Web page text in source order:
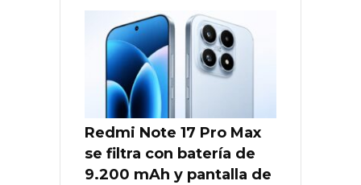
Redmi Note 17 Pro Max
se filtra con batería de
9.200 mAh y pantalla de